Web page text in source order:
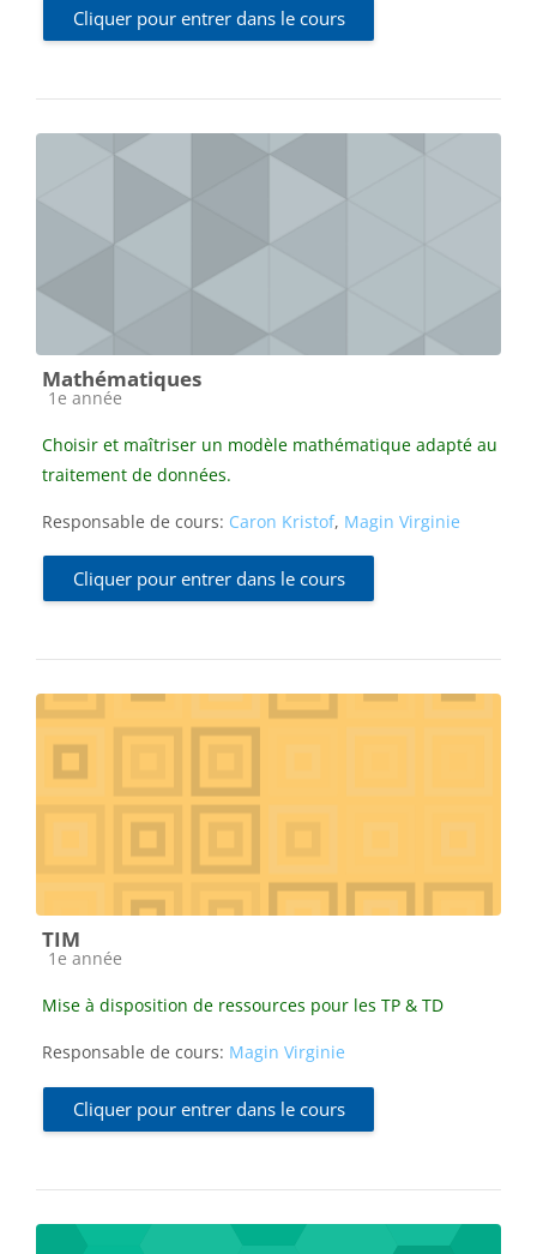
Cliquer pour entrer dans le cours
Mathématiques
Catégorie de cours
1e année
Choisir et maîtriser un modèle mathématique adapté au
traitement de données.
Responsable de cours: Caron Kristof, Magin Virginie
Cliquer pour entrer dans le cours
TIM
Catégorie de cours
1e année
Mise à disposition de ressources pour les TP & TD
Responsable de cours: Magin Virginie
Cliquer pour entrer dans le cours